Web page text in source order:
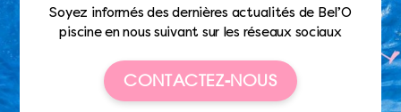
Soyez informés des dernières actualités de Bel’O
piscine en nous suivant sur les réseaux sociaux
CONTACTEZ-NOUS